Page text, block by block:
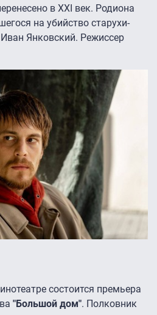
в XXI век. Родиона
на убийство старухи-
Янковский. Режиссер
состоится премьера
"Большой дом". Полковник